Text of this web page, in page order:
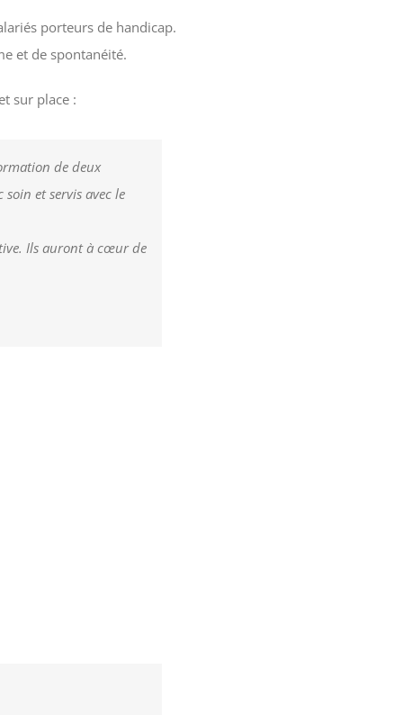
porteurs de handicap.
et de spontanéité.
sur place :
de deux
et servis avec le
Ils auront à cœur de